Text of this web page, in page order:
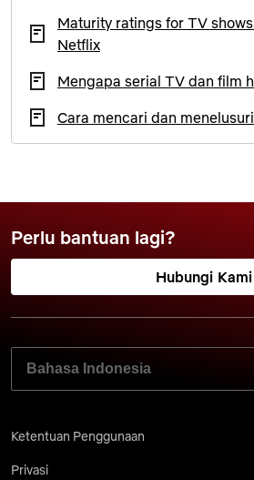
Maturity ratings for TV
Netflix
Mengapa serial TV dan film
Cara mencari dan
Perlu bantuan lagi?
Hubungi Kami
PILIH BAHASA YANG
Ketentuan Penggunaan
Privasi